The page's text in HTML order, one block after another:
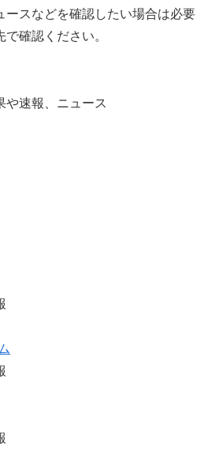
ースなどを確認したい場合は必要
確認ください。
速報、ニュース